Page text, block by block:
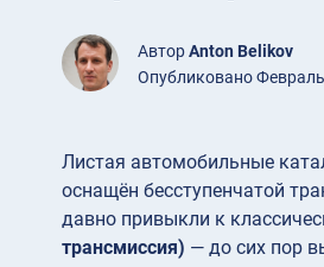
АвторAnton Belikov
Опубликовано
Листая автомобильные
оснащён бесступенчатой
давно привыкли к
трансмиссия) — до сих пор